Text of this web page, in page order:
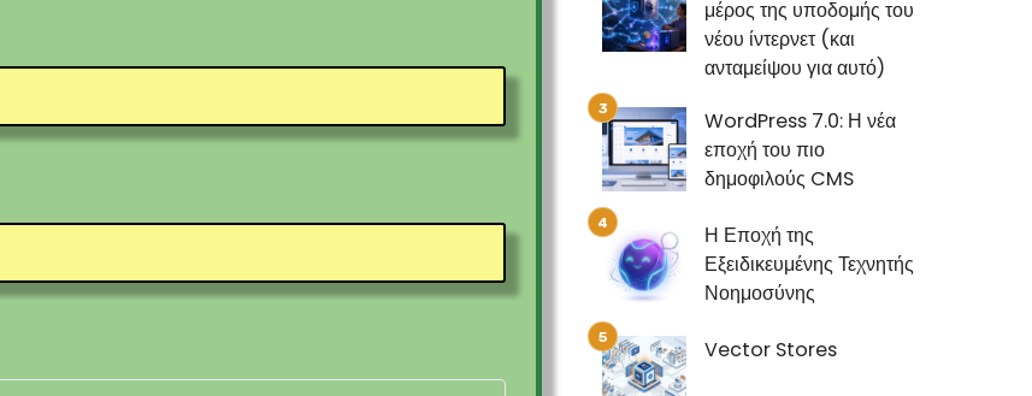
μέρος της υποδομής του
νέου ίντερνετ (και
ανταμείψου για αυτό)
WordPress 7.0: Η νέα
εποχή του πιο
δημοφιλούς CMS
Η Εποχή της
Εξειδικευμένης Τεχνητής
Νοημοσύνης
Vector Stores